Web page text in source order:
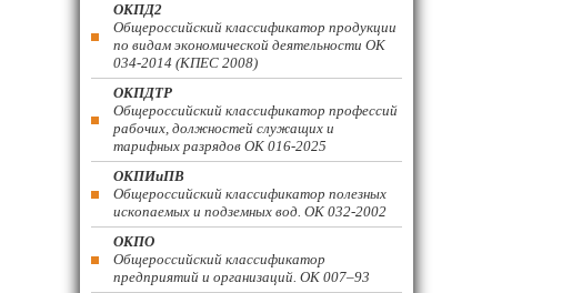
ОКПД2
Общероссийский классификатор продукции
по видам экономической деятельности ОК
034-2014 (КПЕС 2008)
ОКПДТР
Общероссийский классификатор профессий
рабочих, должностей служащих и
тарифных разрядов ОК 016-2025
ОКПИиПВ
Общероссийский классификатор полезных
ископаемых и подземных вод. ОК 032-2002
ОКПО
Общероссийский классификатор
предприятий и организаций. ОК 007–93